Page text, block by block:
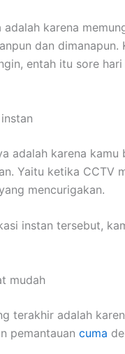
karena
dan dimanapun.
entah itu sore
adalah karena
Yaitu ketika CCTV
mencurigakan.
instan tersebut,
mudah
terakhir adalah
pemantauan cuma